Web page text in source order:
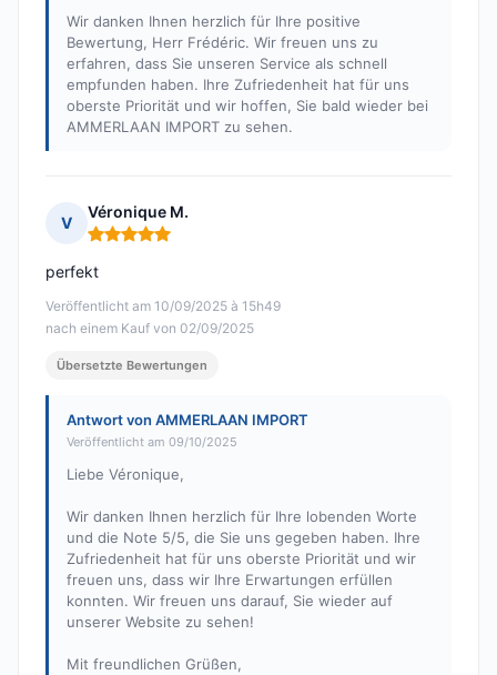
Wir danken Ihnen herzlich für Ihre positive
Bewertung, Herr Frédéric. Wir freuen uns zu
erfahren, dass Sie unseren Service als schnell
empfunden haben. Ihre Zufriedenheit hat für uns
oberste Priorität und wir hoffen, Sie bald wieder bei
AMMERLAAN IMPORT zu sehen.
V
Véronique M.
Hinweis: 5 von 5
Veröffentlicht am 10/09/2025 à 15h49
nach einem Kauf von 02/09/2025
perfekt
Übersetzte Bewertungen
Antwort von AMMERLAAN IMPORT
Veröffentlicht am 09/10/2025
Liebe Véronique,
Wir danken Ihnen herzlich für Ihre lobenden Worte
und die Note 5/5, die Sie uns gegeben haben. Ihre
Zufriedenheit hat für uns oberste Priorität und wir
freuen uns, dass wir Ihre Erwartungen erfüllen
konnten. Wir freuen uns darauf, Sie wieder auf
unserer Website zu sehen!
Mit freundlichen Grüßen,